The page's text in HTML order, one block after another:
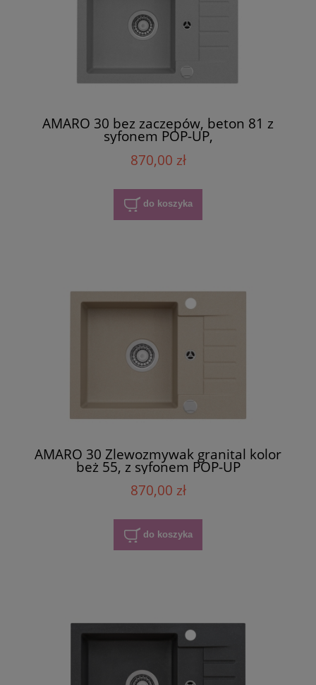
AMARO 30 bez zaczepów, beton 81 z
syfonem POP-UP,
870,00 zł
do koszyka
AMARO 30 Zlewozmywak granital kolor
beż 55, z syfonem POP-UP
870,00 zł
do koszyka